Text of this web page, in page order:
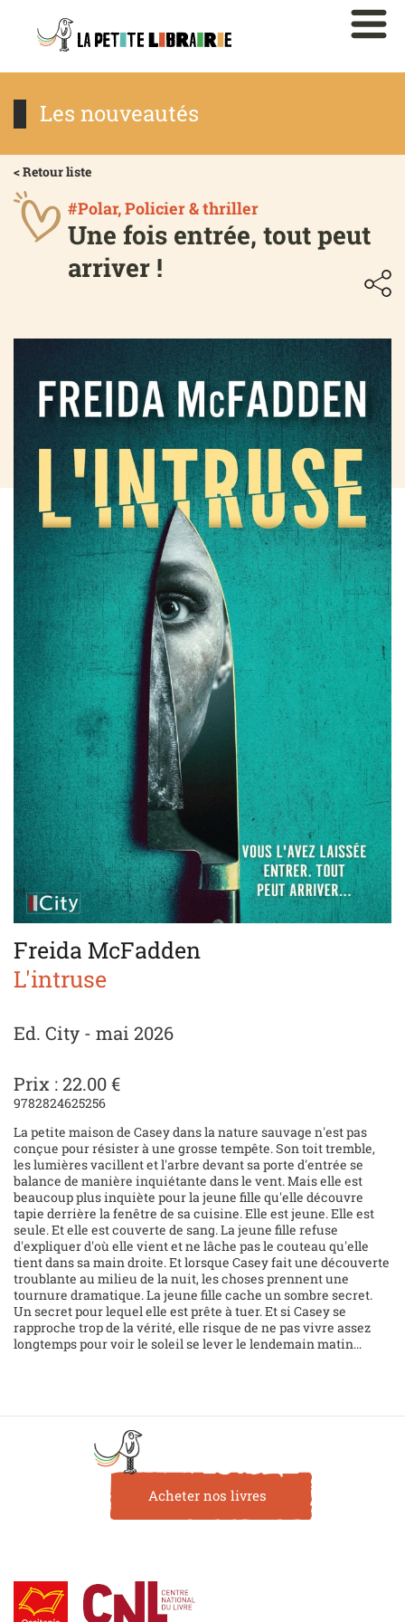
Les nouveautés
< Retour liste
#Polar, Policier & thriller
Une fois entrée, tout peut
arriver !
Freida McFadden
L'intruse
Ed. City - mai 2026
Prix : 22.00 €
9782824625256
La petite maison de Casey dans la nature sauvage n'est pas
conçue pour résister à une grosse tempête. Son toit tremble,
les lumières vacillent et l'arbre devant sa porte d'entrée se
balance de manière inquiétante dans le vent. Mais elle est
beaucoup plus inquiète pour la jeune fille qu'elle découvre
tapie derrière la fenêtre de sa cuisine. Elle est jeune. Elle est
seule. Et elle est couverte de sang. La jeune fille refuse
d'expliquer d'où elle vient et ne lâche pas le couteau qu'elle
tient dans sa main droite. Et lorsque Casey fait une découverte
troublante au milieu de la nuit, les choses prennent une
tournure dramatique. La jeune fille cache un sombre secret.
Un secret pour lequel elle est prête à tuer. Et si Casey se
rapproche trop de la vérité, elle risque de ne pas vivre assez
longtemps pour voir le soleil se lever le lendemain matin...
Acheter nos livres